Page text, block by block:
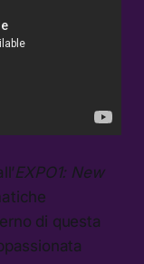
EXPO1: New
di questa